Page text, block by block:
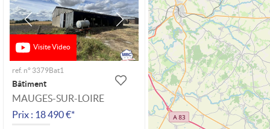
Visite Video
ref. n° 3379Bat1
Bâtiment
MAUGES-SUR-LOIRE
Prix : 18 490 €*